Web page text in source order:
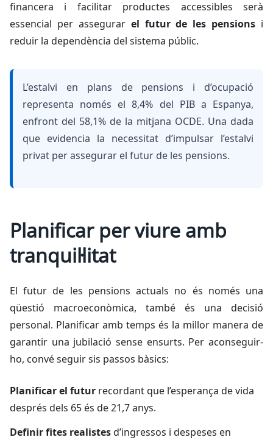
financera i facilitar productes accessibles serà
essencial per assegurar el futur de les pensions i
reduir la dependència del sistema públic.
L’estalvi en plans de pensions i d’ocupació
representa només el8,4% del PIBa Espanya,
enfront del 58,1% de la mitjana OCDE. Una dada
que evidencia la necessitat d’impulsar l’estalvi
privat per assegurar el futur de les pensions.
Planificar per viure amb
tranquil·litat
El futur de les pensions actuals no és només una
qüestió macroeconòmica, també és una decisió
personal. Planificar amb temps és la millor manera de
garantir una jubilació sense ensurts. Per aconseguir-
ho, convé seguir sis passos bàsics:
Planificar el futur recordant que l’esperança de vida
després dels 65 és de 21,7 anys.
Definir fites realistesd’ingressos i despeses en